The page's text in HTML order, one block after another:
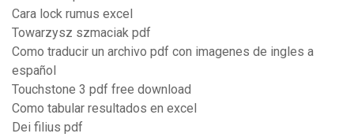
Cara lock rumus excel
Towarzysz szmaciak pdf
Como traducir un archivo pdf con imagenes de ingles a
español
Touchstone 3 pdf free download
Como tabular resultados en excel
Dei filius pdf